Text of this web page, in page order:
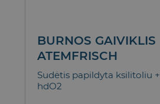
BURNOS GAIVIKLIS
ATEMFRISCH
Sudėtis papildyta ksilitoliu +
hdO2